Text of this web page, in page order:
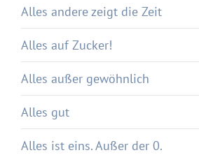
Alles andere zeigt die Zeit
Alles auf Zucker!
Alles außer gewöhnlich
Alles gut
Alles ist eins. Außer der 0.